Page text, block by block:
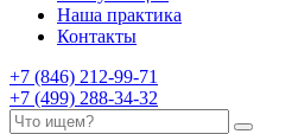
Наша практика
Контакты
+7 (846) 212-99-71
+7 (499) 288-34-32